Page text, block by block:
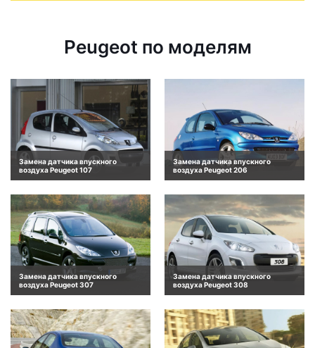
Peugeot по моделям
Замена датчика впускного
воздуха Peugeot 107
Замена датчика впускного
воздуха Peugeot 206
Замена датчика впускного
воздуха Peugeot 307
Замена датчика впускного
воздуха Peugeot 308